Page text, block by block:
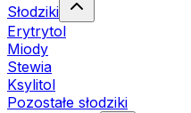
Słodziki
Erytrytol
Miody
Stewia
Ksylitol
Pozostałe słodziki